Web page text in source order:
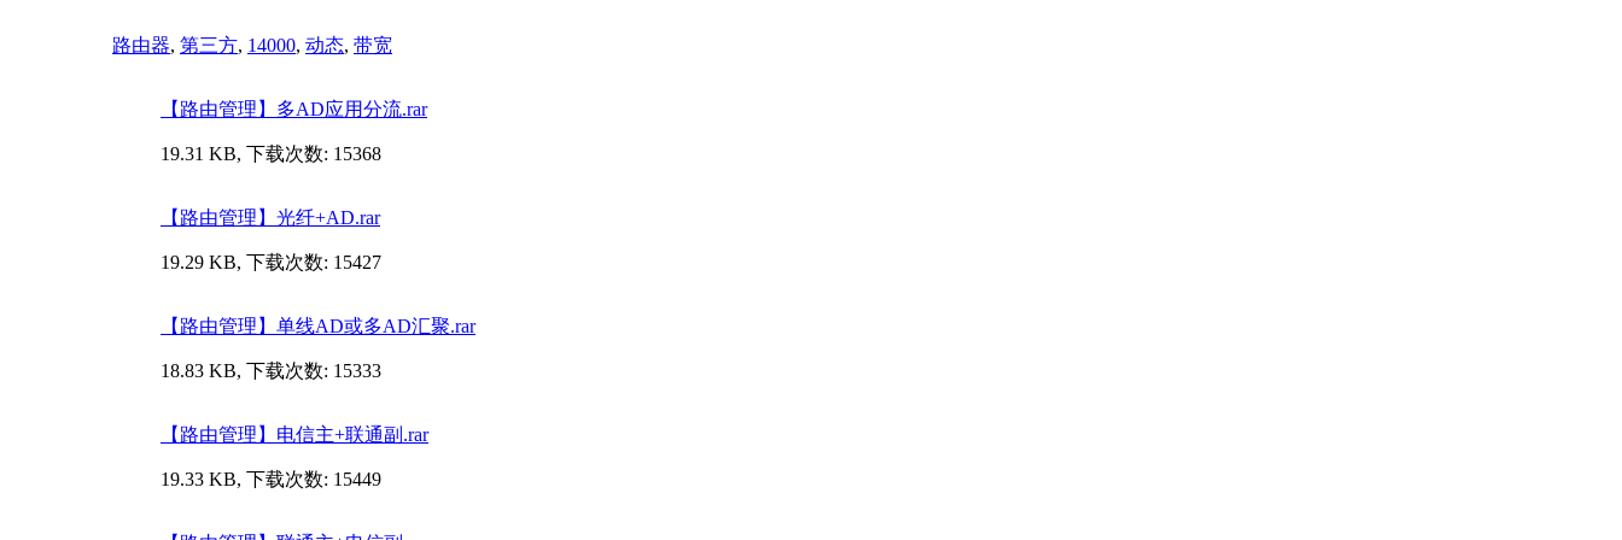
路由器, 第三方, 14000, 动态, 带宽
【路由管理】多AD应用分流.rar
19.31 KB, 下载次数: 15368
【路由管理】光纤+AD.rar
19.29 KB, 下载次数: 15427
【路由管理】单线AD或多AD汇聚.rar
18.83 KB, 下载次数: 15333
【路由管理】电信主+联通副.rar
19.33 KB, 下载次数: 15449